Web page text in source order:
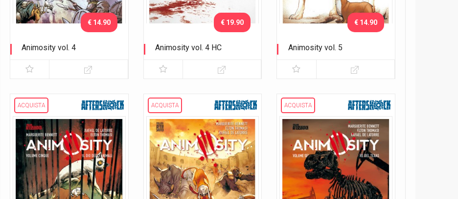
Animosity vol. 4
€ 14.90
Animosity vol. 4 HC
€ 19.90
Animosity vol. 5
€ 14.90
ACQUISTA ACQUISTA ACQUISTA